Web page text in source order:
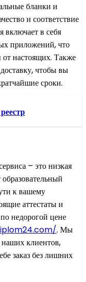
бланки и
и соответствие
включает в себя
приложений, что
настоящих. Также
чтобы вы
сроки.
– это низкая
к вашему
аттестаты и
недорогой цене
. Мы
наших клиентов,
заказ без лишних